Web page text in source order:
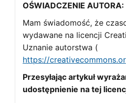
OŚWIADCZENIE AUTORA:
Mam świadomość, że
wydawane na licencji
Uznanie autorstwa (
https://
Przesyłając artykuł
udostępnienie na tej